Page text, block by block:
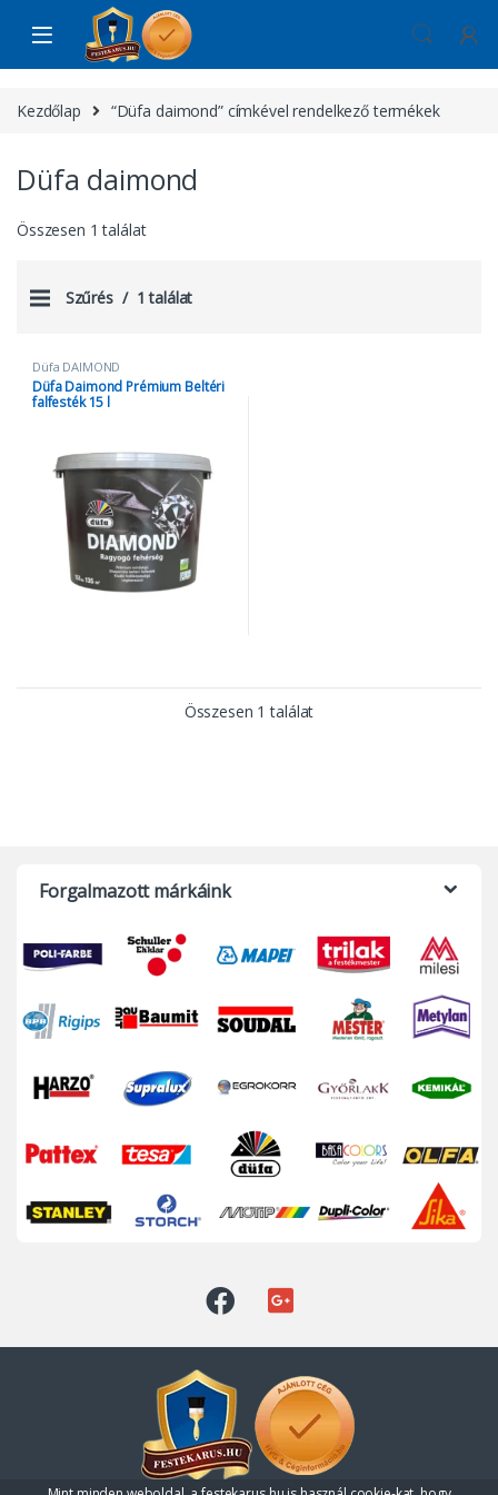
Skip to navigation
Skip to content
Kezdőlap “Düfa daimond” címkével rendelkező termékek
Düfa daimond
Összesen 1 találat
Szűrés 1 találat
Düfa DAIMOND
Düfa Daimond Prémium Beltéri
falfesték 15 l
Összesen 1 találat
Forgalmazott márkáink